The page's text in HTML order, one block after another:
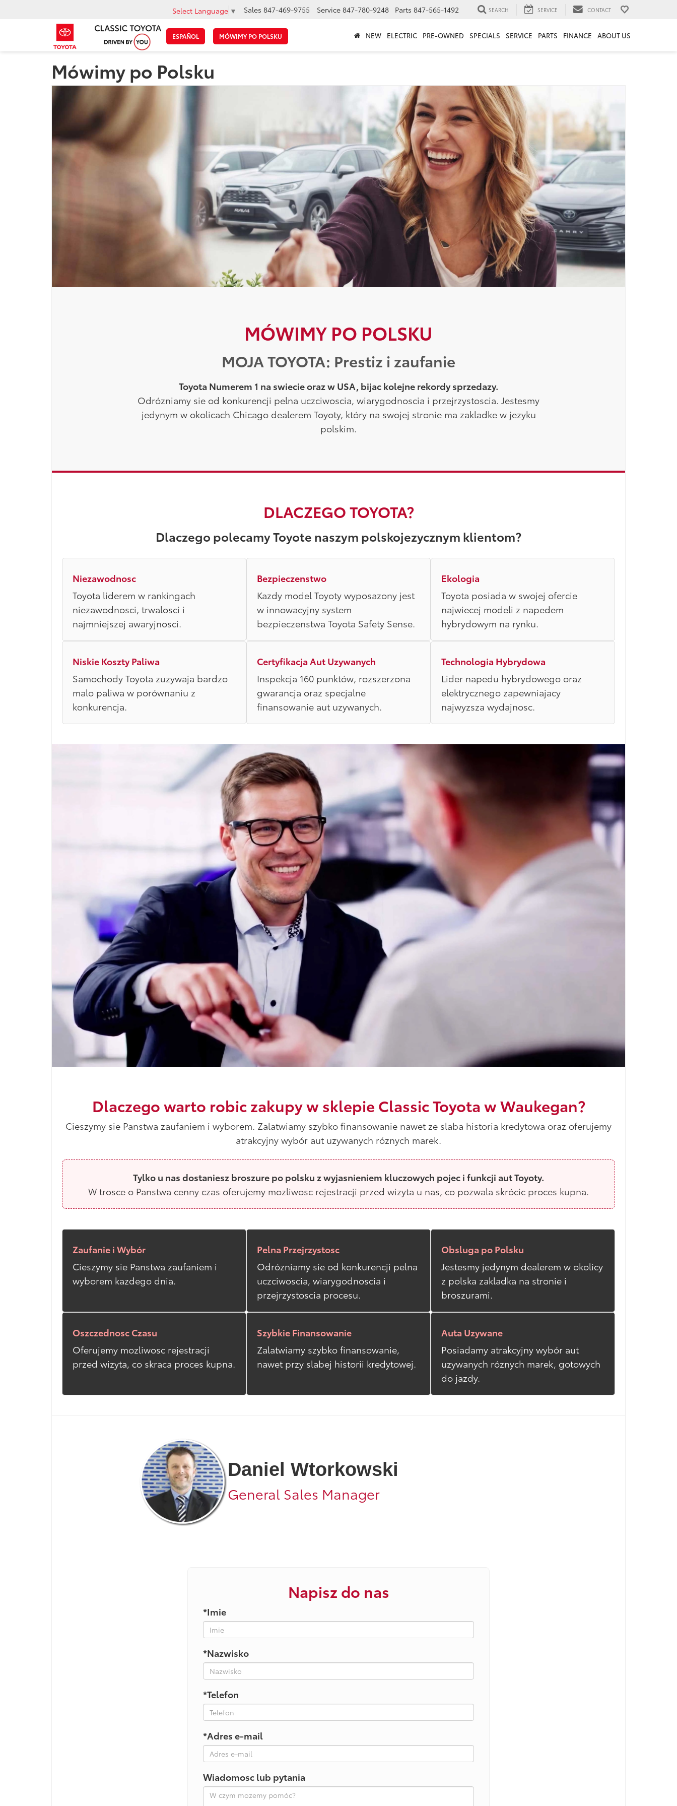
ESPAÑOL MÓWIMY PO POLSKU
Select Language ▼ Sales 847-469-9755 Service 847-780-9248 Parts 847-565-1492 SEARCH SERVICE CONTACT
NEW ELECTRIC PRE-OWNED SPECIALS SERVICE PARTS FINANCE ABOUT US
Mówimy po Polsku
MÓWIMY PO POLSKU
MOJA TOYOTA: Prestiz i zaufanie
Toyota Numerem 1 na swiecie oraz w USA, bijac kolejne rekordy sprzedazy.
Odrózniamy sie od konkurencji pelna uczciwoscia, wiarygodnoscia i przejrzystoscia. Jestesmy
jedynym w okolicach Chicago dealerem Toyoty, który na swojej stronie ma zakladke w jezyku
polskim.
DLACZEGO TOYOTA?
Dlaczego polecamy Toyote naszym polskojezycznym klientom?
Niezawodnosc
Toyota liderem w rankingach
niezawodnosci, trwalosci i
najmniejszej awaryjnosci.
Bezpieczenstwo
Kazdy model Toyoty wyposazony jest
w innowacyjny system
bezpieczenstwa Toyota Safety Sense.
Ekologia
Toyota posiada w swojej ofercie
najwiecej modeli z napedem
hybrydowym na rynku.
Niskie Koszty Paliwa
Samochody Toyota zuzywaja bardzo
malo paliwa w porównaniu z
konkurencja.
Certyfikacja Aut Uzywanych
Inspekcja 160 punktów, rozszerzona
gwarancja oraz specjalne
finansowanie aut uzywanych.
Technologia Hybrydowa
Lider napedu hybrydowego oraz
elektrycznego zapewniajacy
najwyzsza wydajnosc.
Dlaczego warto robic zakupy w sklepie Classic Toyota w Waukegan?
Cieszymy sie Panstwa zaufaniem i wyborem. Zalatwiamy szybko finansowanie nawet ze slaba historia kredytowa oraz oferujemy
atrakcyjny wybór aut uzywanych róznych marek.
Tylko u nas dostaniesz broszure po polsku z wyjasnieniem kluczowych pojec i funkcji aut Toyoty.
W trosce o Panstwa cenny czas oferujemy mozliwosc rejestracji przed wizyta u nas, co pozwala skrócic proces kupna.
Zaufanie i Wybór
Cieszymy sie Panstwa zaufaniem i
wyborem kazdego dnia.
Pelna Przejrzystosc
Odrózniamy sie od konkurencji pelna
uczciwoscia, wiarygodnoscia i
przejrzystoscia procesu.
Obsluga po Polsku
Jestesmy jedynym dealerem w okolicy
z polska zakladka na stronie i
broszurami.
Oszczednosc Czasu
Oferujemy mozliwosc rejestracji
przed wizyta, co skraca proces kupna.
Szybkie Finansowanie
Zalatwiamy szybko finansowanie,
nawet przy slabej historii kredytowej.
Auta Uzywane
Posiadamy atrakcyjny wybór aut
uzywanych róznych marek, gotowych
do jazdy.
Daniel Wtorkowski
General Sales Manager
Napisz do nas
*Imie
*Nazwisko
*Telefon
*Adres e-mail
Wiadomosc lub pytania